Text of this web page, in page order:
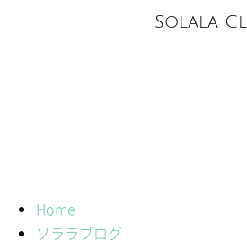
Solala
Home
ソララブログ